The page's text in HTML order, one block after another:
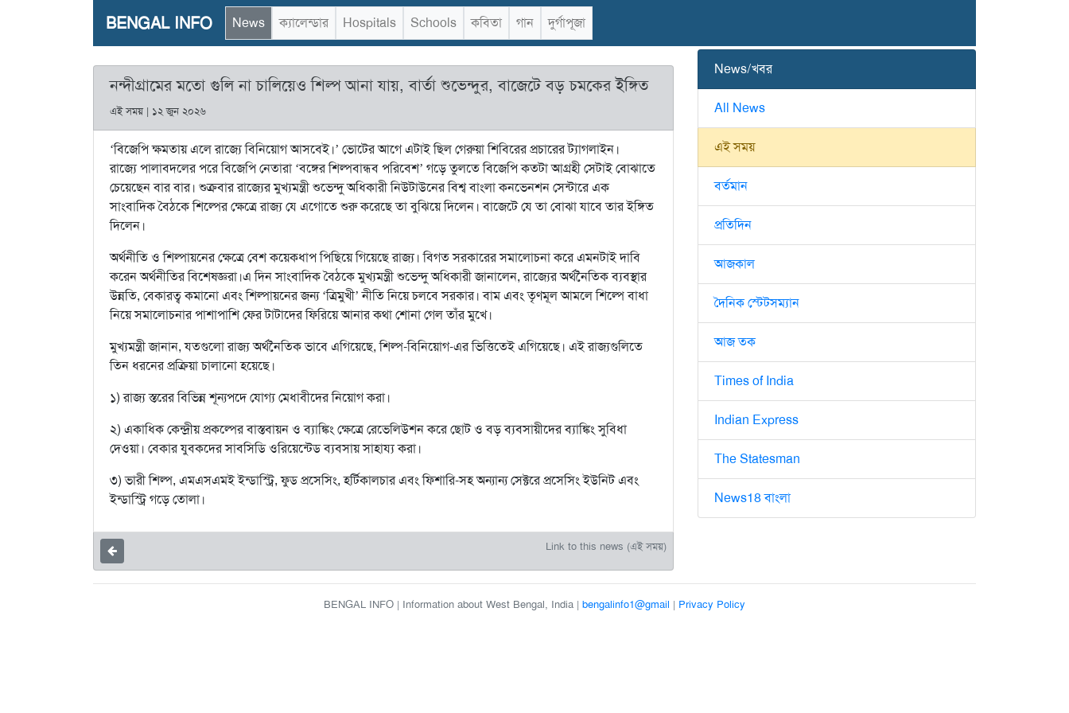
BENGAL INFO News ক্যালেন্ডার Hospitals Schools কবিতা গান দুর্গাপূজা
নন্দীগ্রামের মতো গুলি না চালিয়েও শিল্প আনা যায়, বার্তা শুভেন্দুর, বাজেটে বড় চমকের ইঙ্গিত
এই সময় | ১২ জুন ২০২৬
‘বিজেপি ক্ষমতায় এলে রাজ্যে বিনিয়োগ আসবেই।’ ভোটের আগে এটাই ছিল গেরুয়া শিবিরের প্রচারের ট্যাগলাইন।
রাজ্যে পালাবদলের পরে বিজেপি নেতারা ‘বঙ্গের শিল্পবান্ধব পরিবেশ’ গড়ে তুলতে বিজেপি কতটা আগ্রহী সেটাই বোঝাতে
চেয়েছেন বার বার। শুক্রবার রাজ্যের মুখ্যমন্ত্রী শুভেন্দু অধিকারী নিউটাউনের বিশ্ব বাংলা কনভেনশন সেন্টারে এক
সাংবাদিক বৈঠকে শিল্পের ক্ষেত্রে রাজ্য যে এগোতে শুরু করেছে তা বুঝিয়ে দিলেন। বাজেটে যে তা বোঝা যাবে তার ইঙ্গিত
দিলেন।
অর্থনীতি ও শিল্পায়নের ক্ষেত্রে বেশ কয়েকধাপ পিছিয়ে গিয়েছে রাজ্য। বিগত সরকারের সমালোচনা করে এমনটাই দাবি
করেন অর্থনীতির বিশেষজ্ঞরা।এ দিন সাংবাদিক বৈঠকে মুখ্যমন্ত্রী শুভেন্দু অধিকারী জানালেন, রাজ্যের অর্থনৈতিক ব্যবস্থার
উন্নতি, বেকারত্ব কমানো এবং শিল্পায়নের জন্য ‘ত্রিমুখী’ নীতি নিয়ে চলবে সরকার। বাম এবং তৃণমূল আমলে শিল্পে বাধা
নিয়ে সমালোচনার পাশাপাশি ফের টাটাদের ফিরিয়ে আনার কথা শোনা গেল তাঁর মুখে।
মুখ্যমন্ত্রী জানান, যতগুলো রাজ্য অর্থনৈতিক ভাবে এগিয়েছে, শিল্প-বিনিয়োগ-এর ভিত্তিতেই এগিয়েছে। এই রাজ্যগুলিতে
তিন ধরনের প্রক্রিয়া চালানো হয়েছে।
১) রাজ্য স্তরের বিভিন্ন শূন্যপদে যোগ্য মেধাবীদের নিয়োগ করা।
২) একাধিক কেন্দ্রীয় প্রকল্পের বাস্তবায়ন ও ব্যাঙ্কিং ক্ষেত্রে রেভেলিউশন করে ছোট ও বড় ব্যবসায়ীদের ব্যাঙ্কিং সুবিধা
দেওয়া। বেকার যুবকদের সাবসিডি ওরিয়েন্টেড ব্যবসায় সাহায্য করা।
৩) ভারী শিল্প, এমএসএমই ইন্ডাস্ট্রি, ফুড প্রসেসিং, হর্টিকালচার এবং ফিশারি-সহ অন্যান্য সেক্টরে প্রসেসিং ইউনিট এবং
ইন্ডাস্ট্রি গড়ে তোলা।
Link to this news (এই সময়)
News/খবর
All News
এই সময়
বর্তমান
প্রতিদিন
আজকাল
দৈনিক স্টেটসম্যান
আজ তক
Times of India
Indian Express
The Statesman
News18 বাংলা
BENGAL INFO | Information about West Bengal, India | bengalinfo1@gmail | Privacy Policy